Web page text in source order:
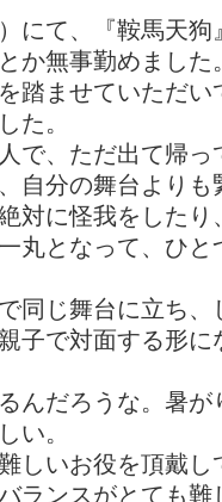
にて、『鞍馬天狗
か無事勤めました
踏ませていただ
た。
で、ただ出て帰っ
自分の舞台よりも
対に怪我をしたり
丸となって、ひ
同じ舞台に立ち、
子で対面する形
んだろうな。暑
い。
しいお役を頂戴し
ランスがとても難